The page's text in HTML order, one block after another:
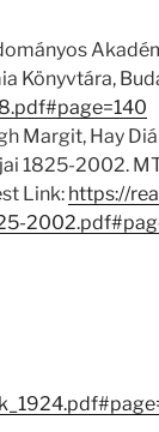
Könyvtára,
Margit, Hay
1825-2002.
Link: https://